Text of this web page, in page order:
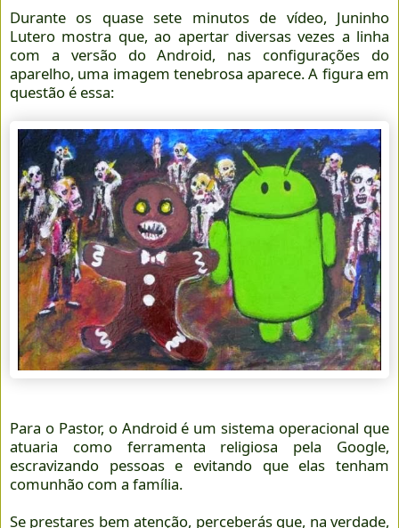
Durante os quase sete minutos de vídeo, Juninho
Lutero mostra que, ao apertar diversas vezes a linha
com a versão do Android, nas configurações do
aparelho, uma imagem tenebrosa aparece. A figura em
questão é essa:
Para o Pastor, o Android é um sistema operacional que
atuaria como ferramenta religiosa pela Google,
escravizando pessoas e evitando que elas tenham
comunhão com a família.
Se prestares bem atenção, perceberás que, na verdade,